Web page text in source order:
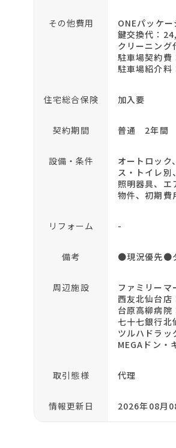
その他費用
ONEパッケ
鍵交換代：
クリーニン
駐車場契約
駐車場紹介
住宅総合保険 加入要
契約期間 普通 2年間
設備・条件
オートロッ
ス・トイレ別
照明器具、エ
物件、初期費
リフォーム -
備考 ●現況優先●
周辺施設
ファミリー
西友北仙台店
台原高柳病院
七十七銀行北
ツルハドラ
MEGAドン・
取引態様 代理
情報更新日 2026年08月